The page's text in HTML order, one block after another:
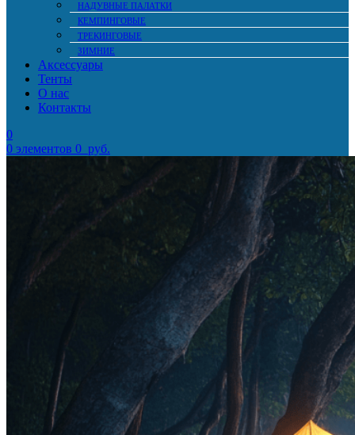
НАДУВНЫЕ ПАЛАТКИ
КЕМПИНГОВЫЕ
ТРЕКИНГОВЫЕ
ЗИМНИЕ
Аксессуары
Тенты
О нас
Контакты
0
0 элементов 0 руб.